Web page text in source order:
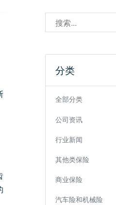
分类
全部分类
公司资讯
行业新闻
其他类保险
商业保险
汽车险和机械险